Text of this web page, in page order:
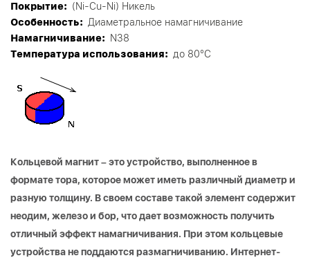
Покрытие: (Ni-Cu-Ni) Никель
Особенность: Диаметральное намагничивание
Намагничивание:
N38
Tемпература использования: до 80°C
Кольцевой магнит – это устройство, выполненное в
формате тора, которое может иметь различный диаметр и
разную толщину. В своем составе такой элемент содержит
неодим, железо и бор, что дает возможность получить
отличный эффект намагничивания. При этом кольцевые
устройства не поддаются размагничиванию. Интернет-